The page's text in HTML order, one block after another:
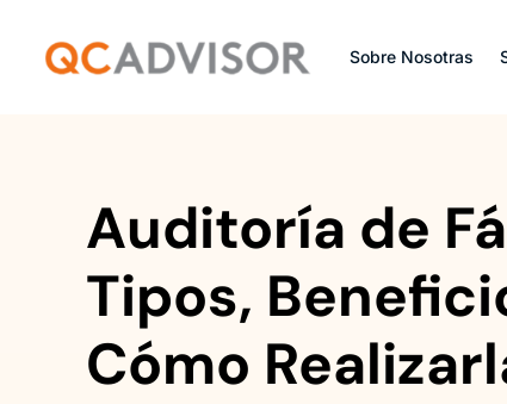
Sobre Nosotras
Auditoría de
Tipos,
Cómo